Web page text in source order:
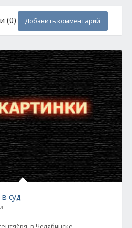
(0) Добавить комментарий
суд
в Челябинске